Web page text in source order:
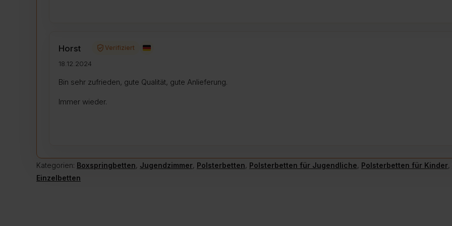
Horst
18.12.2024
verified_user Verifiziert
Bin sehr zufrieden, gute Qualität, gute Anlieferung.
Immer wieder.
Kategorien: Boxspringbetten, Jugendzimmer, Polsterbetten, Polsterbetten für Jugendliche, Polsterbetten für Kinder,
Einzelbetten